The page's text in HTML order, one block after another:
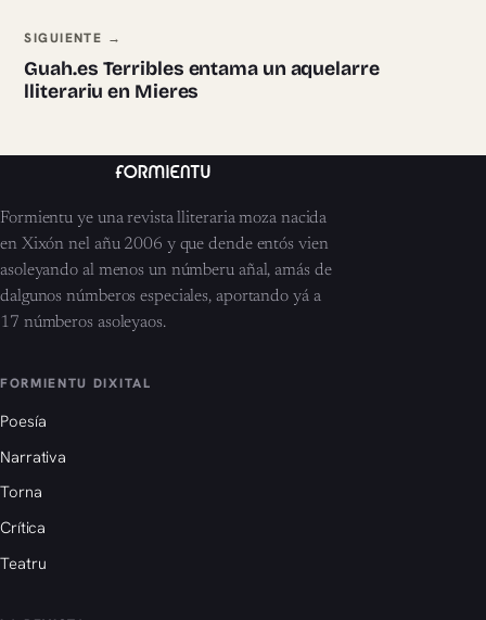
SIGUIENTE →
Guah.es Terribles entama un aquelarre
lliterariu en Mieres
Formientu ye una revista lliteraria moza nacida
en Xixón nel añu 2006 y que dende entós vien
asoleyando al menos un númberu añal, amás de
dalgunos númberos especiales, aportando yá a
17 númberos asoleyaos.
FORMIENTU DIXITAL
Poesía
Narrativa
Torna
Crítica
Teatru